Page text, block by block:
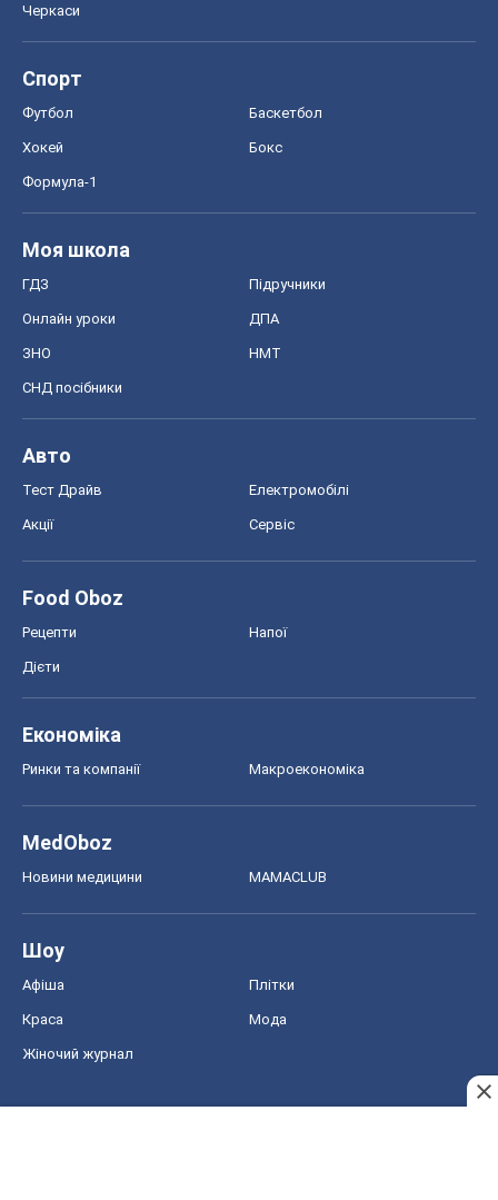
Черкаси
Спорт
Футбол Баскетбол
Хокей Бокс
Формула-1
Моя школа
ГДЗ Підручники
Онлайн уроки ДПА
ЗНО НМТ
СНД посібники
Авто
Тест Драйв Електромобілі
Акції Сервіс
Food Oboz
Рецепти Напої
Дієти
Економіка
Ринки та компанії Макроекономіка
MedOboz
Новини медицини MAMACLUB
Шоу
Афіша Плітки
Краса Мода
Жіночий журнал